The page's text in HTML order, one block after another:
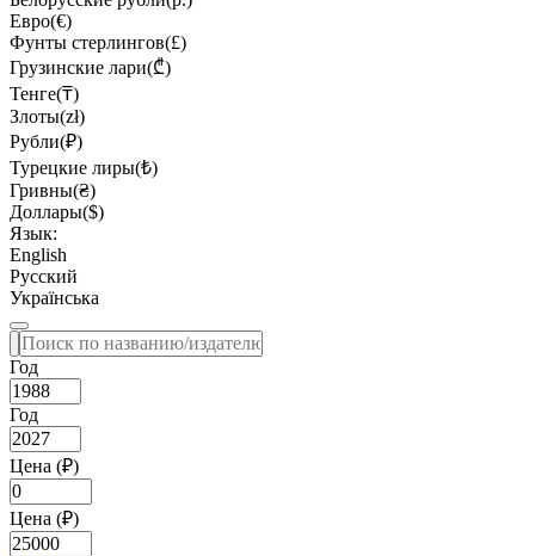
Евро(€)
Фунты стерлингов(£)
Грузинские лари(₾)
Тенге(₸)
Злоты(zł)
Рубли(₽)
Турецкие лиры(₺)
Гривны(₴)
Доллары($)
Язык:
English
Русский
Українська
Год
Год
Цена (₽)
Цена (₽)